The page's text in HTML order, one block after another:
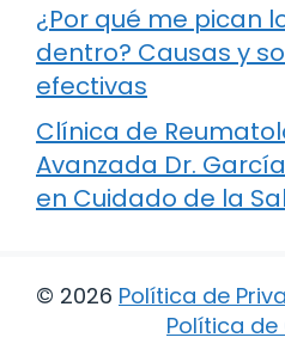
¿Por qué me pican
dentro? Causas y
efectivas
Clínica de
Avanzada Dr.
en Cuidado de la
© 2026 Política de
Política de